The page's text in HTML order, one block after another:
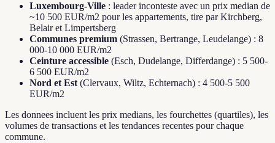
Luxembourg-Ville : leader inconteste avec un prix median de
~10 500 EUR/m2 pour les appartements, tire par Kirchberg,
Belair et Limpertsberg
Communes premium (Strassen, Bertrange, Leudelange) : 8
000-10 000 EUR/m2
Ceinture accessible (Esch, Dudelange, Differdange) : 5 500-
6 500 EUR/m2
Nord et Est (Clervaux, Wiltz, Echternach) : 4 500-5 500
EUR/m2
Les donnees incluent les prix medians, les fourchettes (quartiles), les
volumes de transactions et les tendances recentes pour chaque
commune.